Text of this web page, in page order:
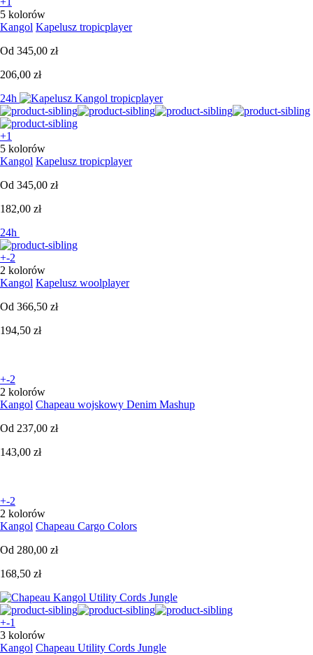
5 kolorów
Kangol Kapelusz tropicplayer
Od 345,00 zł
206,00 zł
24h
+1
5 kolorów
Kangol Kapelusz tropicplayer
Od 345,00 zł
182,00 zł
24h
+-2
2 kolorów
Kangol Kapelusz woolplayer
Od 366,50 zł
194,50 zł
+-2
2 kolorów
Kangol Chapeau wojskowy Denim Mashup
Od 237,00 zł
143,00 zł
+-2
2 kolorów
Kangol Chapeau Cargo Colors
Od 280,00 zł
168,50 zł
+-1
3 kolorów
Kangol Chapeau Utility Cords Jungle